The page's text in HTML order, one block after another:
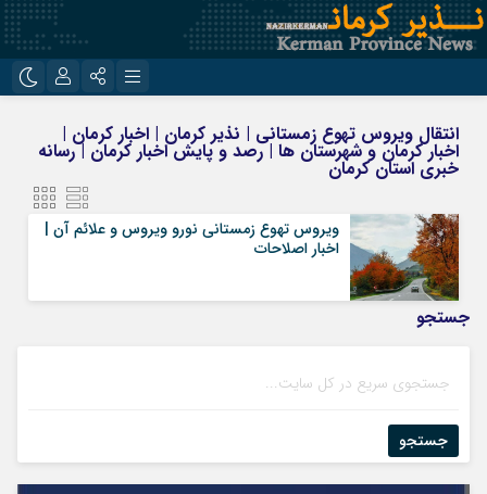
روبیکا
ایتا
مرا به خاطر بسپار
انتقال ویروس تهوع زمستانی | نذیر کرمان | اخبار کرمان |
اخبار کرمان و شهرستان ها | رصد و پایش اخبار کرمان | رسانه
خبری استان کرمان
ویروس تهوع زمستانی نورو ویروس و علائم آن |
اخبار اصلاحات
جستجو
جستجو